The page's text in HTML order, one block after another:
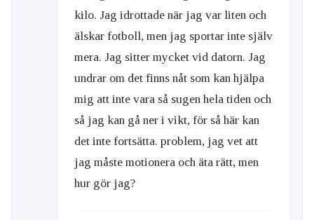
kilo. Jag idrottade när jag var liten och
älskar fotboll, men jag sportar inte själv
mera. Jag sitter mycket vid datorn. Jag
undrar om det finns nåt som kan hjälpa
mig att inte vara så sugen hela tiden och
så jag kan gå ner i vikt, för så här kan
det inte fortsätta. problem, jag vet att
jag måste motionera och äta rätt, men
hur gör jag?